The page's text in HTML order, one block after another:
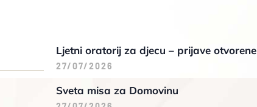
Ljetni oratorij za djecu – prijave otvorene
27/07/2026
Sveta misa za Domovinu